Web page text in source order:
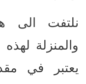
نلتفت الى
والمنزلة
يعتبر في